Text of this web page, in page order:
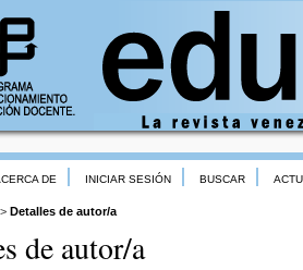
DE INICIAR SESIÓN BUSCAR
> Detalles de autor/a
de autor/a